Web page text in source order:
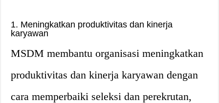
1. Meningkatkan produktivitas dan kinerja
karyawan
MSDM membantu organisasi meningkatkan
produktivitas dan kinerja karyawan dengan
cara memperbaiki seleksi dan perekrutan,